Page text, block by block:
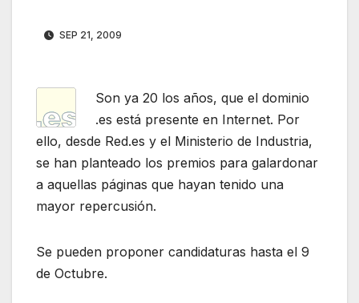
SEP 21, 2009
Son ya 20 los años, que el dominio
.es está presente en Internet. Por
ello, desde Red.es y el Ministerio de Industria,
se han planteado los premios para galardonar
a aquellas páginas que hayan tenido una
mayor repercusión.
Se pueden proponer candidaturas hasta el 9
de Octubre.